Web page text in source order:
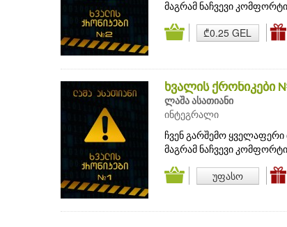
მაგრამ ნაჩვევი
₾0.25 GEL
ხვალის ქრონიკები
ლაშა ასათიანი
ინტეგრალი
ჩვენ გარშემო
მაგრამ ნაჩვევი
უფასო